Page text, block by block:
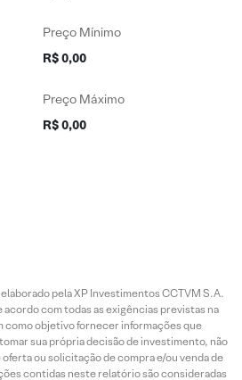
Preço Mínimo
R$ 0,00
Preço Máximo
R$ 0,00
pela XP Investimentos CCTVM S.A.
acordo com todas as exigências previstas na
como objetivo fornecer informações que
sua própria decisão de investimento, não
ou solicitação de compra e/ou venda de
contidas neste relatório são consideradas